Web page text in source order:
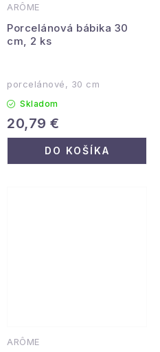
ARÔME
Porcelánová bábika 30
cm, 2 ks
porcelánové, 30 cm
Skladom
20,79 €
DO KOŠÍKA
ARÔME